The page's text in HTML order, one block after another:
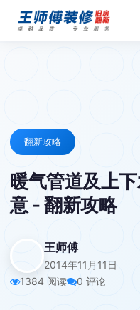
翻新攻略
暖气管道及上
意 - 翻新攻略
王师傅
2014年11月11日
1384 阅读
0 评论